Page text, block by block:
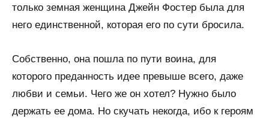
только земная женщина Джейн Фостер была для
него единственной, которая его по сути бросила.
Собственно, она пошла по пути воина, для
которого преданность идее превыше всего, даже
любви и семьи. Чего же он хотел? Нужно было
держать ее дома. Но скучать некогда, ибо к героям